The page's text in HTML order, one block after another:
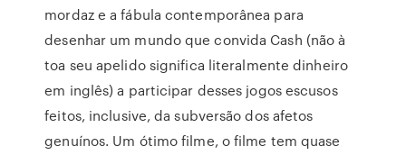
mordaz e a fábula contemporânea para
desenhar um mundo que convida Cash (não à
toa seu apelido significa literalmente dinheiro
em inglês) a participar desses jogos escusos
feitos, inclusive, da subversão dos afetos
genuínos. Um ótimo filme, o filme tem quase